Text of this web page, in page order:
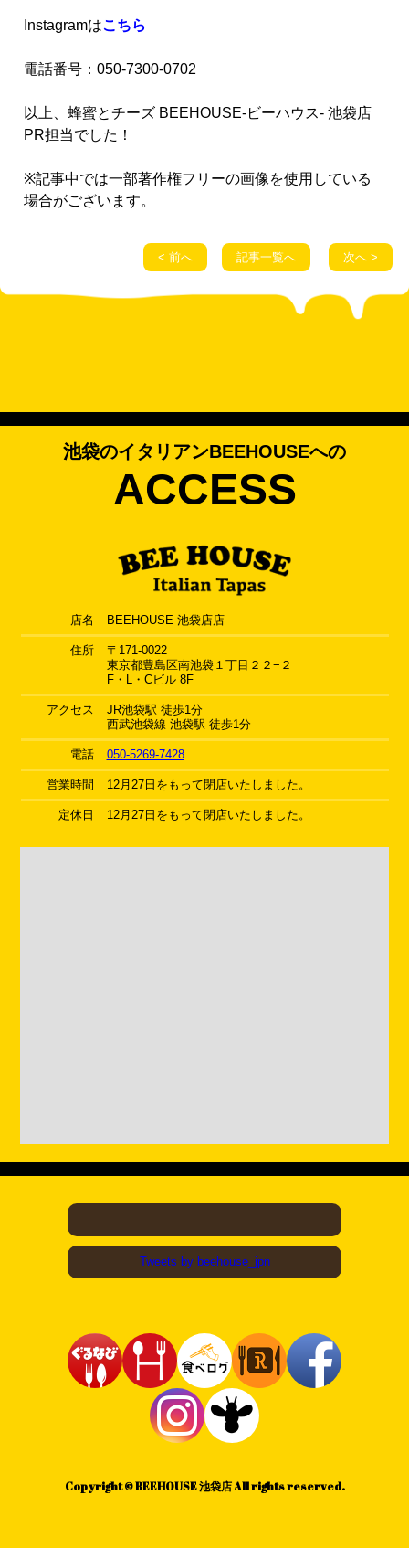
Instagramはこちら
電話番号：050-7300-0702
以上、蜂蜜とチーズ BEEHOUSE-ビーハウス- 池袋店
PR担当でした！
※記事中では一部著作権フリーの画像を使用している
場合がございます。
< 前へ 記事一覧へ 次へ >
池袋のイタリアンBEEHOUSEへの
ACCESS
店名 BEEHOUSE 池袋店店
住所
〒171-0022
東京都豊島区南池袋１丁目２２−２
F・L・Cビル 8F
アクセス
JR池袋駅 徒歩1分
西武池袋線 池袋駅 徒歩1分
電話 050-5269-7428
営業時間 12月27日をもって閉店いたしました。
定休日 12月27日をもって閉店いたしました。
Tweets by beehouse_jpn
Copyright © BEEHOUSE 池袋店 All rights reserved.